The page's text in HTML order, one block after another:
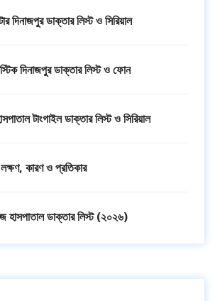
দিনাজপুর ডাক্তার লিস্ট ও সিরিয়াল
দিনাজপুর ডাক্তার লিস্ট ও ফোন
টাংগাইল ডাক্তার লিস্ট ও সিরিয়াল
কারণ ও প্রতিকার
হাসপাতাল ডাক্তার লিস্ট (২০২৬)